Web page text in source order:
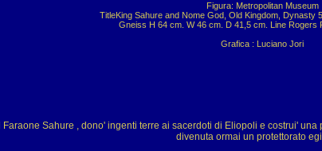
Figura: Metropolitan Museum
TitleKing Sahure and Nome God, Old Kingdom, Dynasty
Gneiss H 64 cm. W 46 cm. D 41,5 cm. Line Rogers
Grafica : Luciano Jori
Il Faraone Sahure , dono' ingenti terre ai sacerdoti di Eliopoli e costrui'
divenuta ormai un protettorato